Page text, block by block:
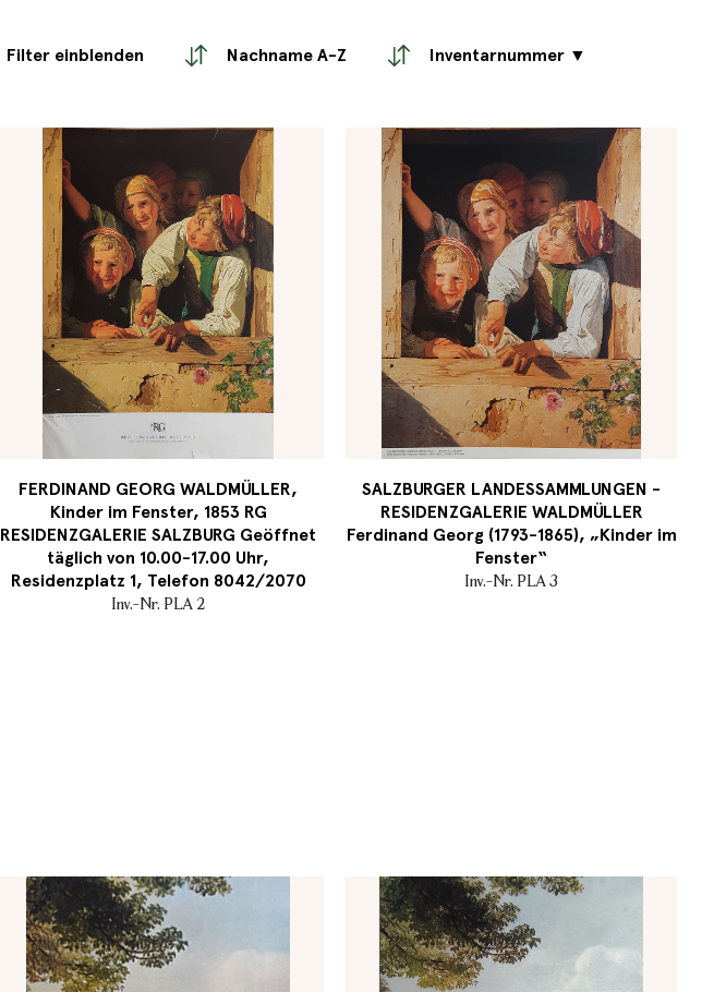
Filter einblenden Nachname A-Z Inventarnummer ▼
FERDINAND GEORG WALDMÜLLER,
Kinder im Fenster, 1853 RG
RESIDENZGALERIE SALZBURG Geöffnet
täglich von 10.00-17.00 Uhr,
Residenzplatz 1, Telefon 8042/2070
Inv.-Nr. PLA 2
SALZBURGER LANDESSAMMLUNGEN -
RESIDENZGALERIE WALDMÜLLER
Ferdinand Georg (1793-1865), „Kinder im
Fenster“
Inv.-Nr. PLA 3